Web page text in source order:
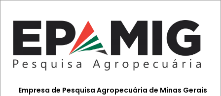
Empresa de Pesquisa Agropecuária de Minas Gerais